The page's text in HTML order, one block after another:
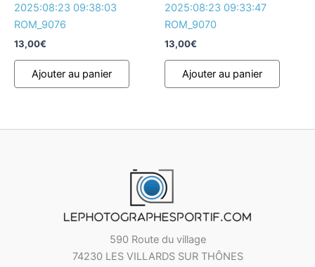
2025:08:23 09:38:03
ROM_9076
13,00€
Ajouter au panier
2025:08:23 09:33:47
ROM_9070
13,00€
Ajouter au panier
590 Route du village
74230 LES VILLARDS SUR THÔNES